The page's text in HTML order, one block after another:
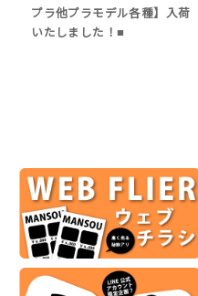
プラ他プラモデル各種】入荷
いたしました！■